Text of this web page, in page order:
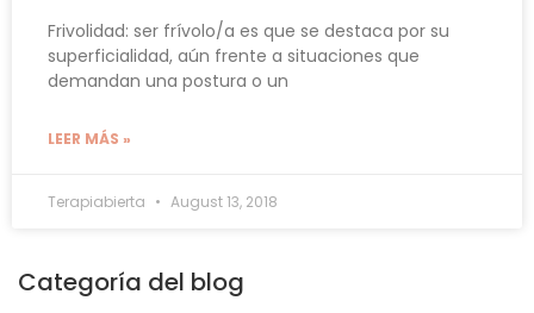
Frivolidad: ser frívolo/a es que se destaca por su
superficialidad, aún frente a situaciones que
demandan una postura o un
LEER MÁS »
Terapiabierta August 13, 2018
Categoría del blog